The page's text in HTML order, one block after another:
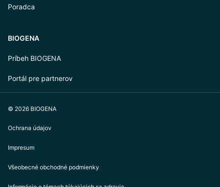
Poradca
BIOGENA
Príbeh BIOGENA
Portál pre partnerov
© 2026 BIOGENA
Ochrana údajov
Impresum
Všeobecné obchodné podmienky